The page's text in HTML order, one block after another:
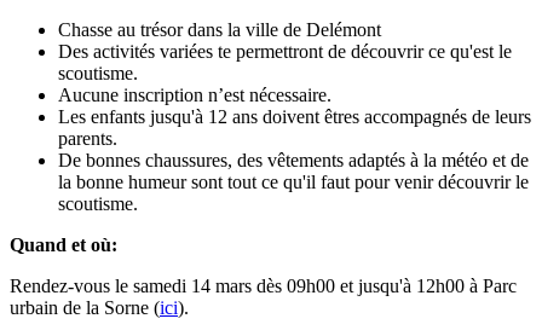
Chasse au trésor dans la ville de Delémont
Des activités variées te permettront de découvrir ce qu'est le
scoutisme.
Aucune inscription n’est nécessaire.
Les enfants jusqu'à 12 ans doivent êtres accompagnés de leurs
parents.
De bonnes chaussures, des vêtements adaptés à la météo et de
la bonne humeur sont tout ce qu'il faut pour venir découvrir le
scoutisme.
Quand et où:
Rendez-vous le samedi 14 mars dès 09h00 et jusqu'à 12h00 à Parc
urbain de la Sorne (ici).